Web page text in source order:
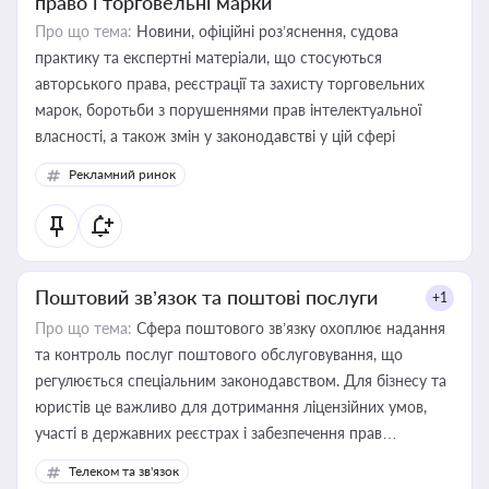
Про що тема: Новини, офіційні роз’яснення, судова
практику та експертні матеріали, що стосуються
авторського права, реєстрації та захисту торговельних
марок, боротьби з порушеннями прав інтелектуальної
власності, а також змін у законодавстві у цій сфері
Рекламний ринок
Поштовий зв’язок та поштові послуги +1
Про що тема: Сфера поштового зв’язку охоплює надання
та контроль послуг поштового обслуговування, що
регулюється спеціальним законодавством. Для бізнесу та
юристів це важливо для дотримання ліцензійних умов,
участі в державних реєстрах і забезпечення прав
споживачів.
Телеком та зв'язок